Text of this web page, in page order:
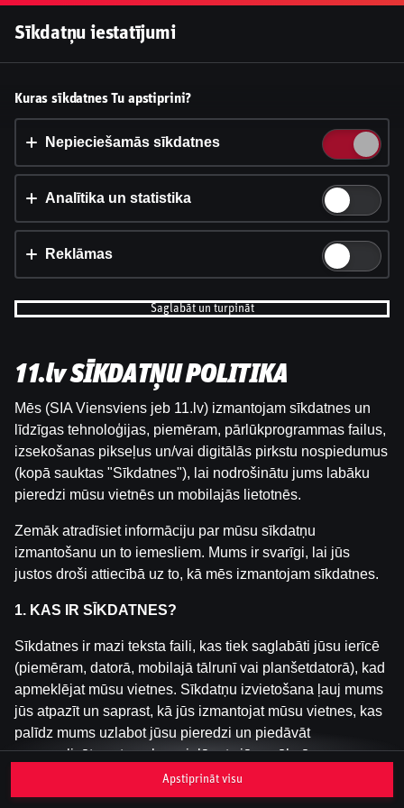
Šai spēlei nav pieejama demo versija. Lūdzu,
pieslēdzies, lai spēlētu ar īstu naudu.
Pieslēgties
Vai pieņemt sīkdatnes?
Šī vietne izmanto 3 dažādu veidu sīkdatnes: obligāti
nepieciešamās, analītikas un statistikas, reklāmas.
Iestatījumi un informācija
Sīkdatņu iestatījumi
Kuras sīkdatnes Tu apstiprini?
Nepieciešamās sīkdatnes
Analītika un statistika
Reklāmas
Saglabāt un turpināt
11.lv SĪKDATŅU POLITIKA
Mēs (SIA Viensviens jeb 11.lv) izmantojam sīkdatnes un
līdzīgas tehnoloģijas, piemēram, pārlūkprogrammas failus,
izsekošanas pikseļus un/vai digitālās pirkstu nospiedumus
(kopā sauktas "Sīkdatnes"), lai nodrošinātu jums labāku
pieredzi mūsu vietnēs un mobilajās lietotnēs.
Zemāk atradīsiet informāciju par mūsu sīkdatņu
izmantošanu un to iemesliem. Mums ir svarīgi, lai jūs
justos droši attiecībā uz to, kā mēs izmantojam sīkdatnes.
1. KAS IR SĪKDATNES?
Sīkdatnes ir mazi teksta faili, kas tiek saglabāti jūsu ierīcē
(piemēram, datorā, mobilajā tālrunī vai planšetdatorā), kad
apmeklējat mūsu vietnes. Sīkdatņu izvietošana ļauj mums
jūs atpazīt un saprast, kā jūs izmantojat mūsu vietnes, kas
palīdz mums uzlabot jūsu pieredzi un piedāvāt
personalizētu saturu, kas pielāgots jūsu vēlmēm.
Sīkdatnes var būt pagaidu (tā sauktas "sesijas sīkdatnes")
Apstiprināt visu